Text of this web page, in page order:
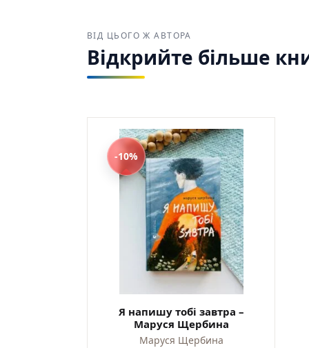
ВІД ЦЬОГО Ж АВТОРА
Відкрийте більше
-10%
Я напишу тобі завтра –
Маруся Щербина
Маруся Щербина